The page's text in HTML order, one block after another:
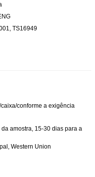
TS16949
conforme a exigência
amostra, 15-30 dias para a
Western Union